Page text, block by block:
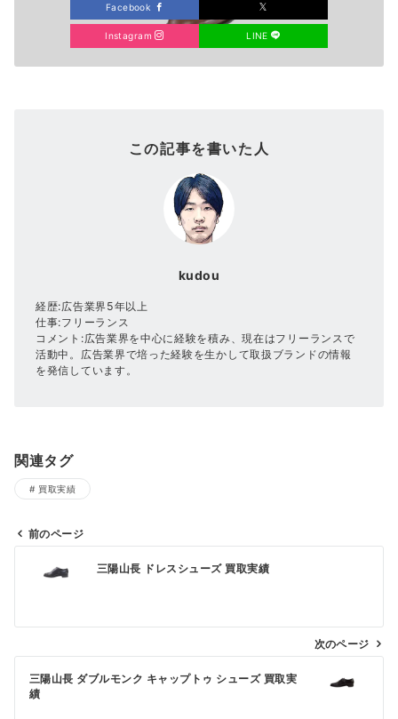
Facebook
Instagram LINE
この記事を書いた人
kudou
経歴:広告業界5年以上
仕事:フリーランス
コメント:広告業界を中心に経験を積み、現在はフリーランスで
活動中。広告業界で培った経験を生かして取扱ブランドの情報
を発信しています。
関連タグ
買取実績
ビ
ゲ
ー
シ
前のページ
三陽山長 ドレスシューズ 買取実績
次のページ
三陽山長 ダブルモンク キャップトゥ シューズ 買取実
績